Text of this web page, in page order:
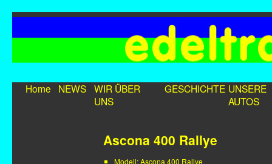
Home NEWS WIR ÜBER
UNS
GESCHICHTE UNSERE
AUTOS
Ascona 400 Rallye
Modell: Ascona 400 Rallye